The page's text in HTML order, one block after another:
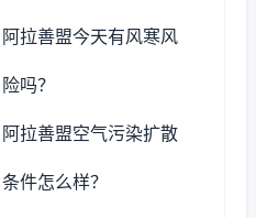
阿拉善盟今天有风寒风
险吗？
阿拉善盟空气污染扩散
条件怎么样？